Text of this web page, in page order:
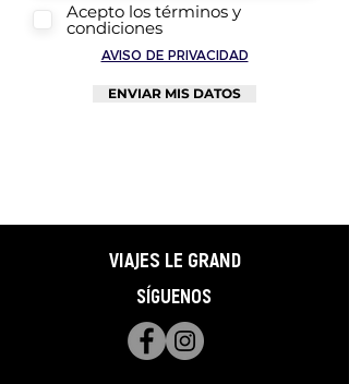
Acepto los términos y
condiciones
AVISO DE PRIVACIDAD
ENVIAR MIS DATOS
VIAJES LE GRAND
SÍGUENOS